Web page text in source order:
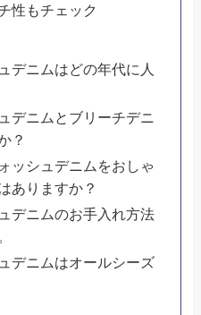
性もチェック
デニムはどの年代に人
デニムとブリーチデニ
？
ッシュデニムをおしゃ
ありますか？
デニムのお手入れ方法
デニムはオールシーズ